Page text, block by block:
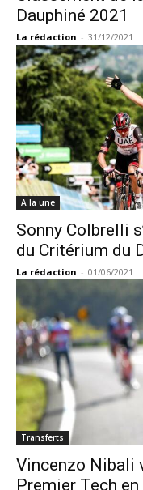
Dauphiné 2021
La rédaction - 31/12/2021
A la une
Sonny Colbrelli
du Critérium du
La rédaction - 01/06/2021
Transferts
Vincenzo Nibali
Premier Tech